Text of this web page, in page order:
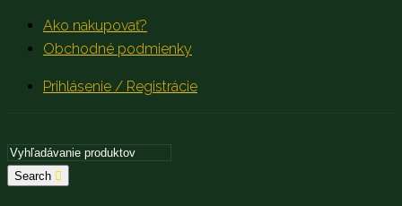
Ako nakupovať?
Obchodné podmienky
Prihlásenie / Registrácie
Search